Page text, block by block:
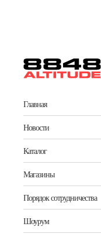
Главная
Новости
Каталог
Магазины
Порядок сотрудничества
Шоурум